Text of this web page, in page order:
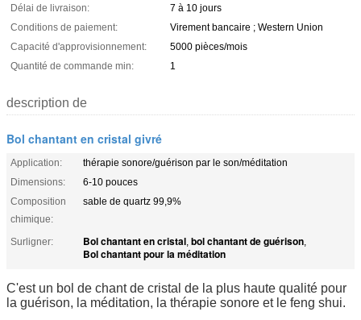
Délai de livraison:
7 à 10 jours
Conditions de paiement:
Virement bancaire ; Western Union
Capacité d'approvisionnement:
5000 pièces/mois
Quantité de commande min:
1
description de
Bol chantant en cristal givré
Application:
thérapie sonore/guérison par le son/méditation
Dimensions:
6-10 pouces
Composition
chimique:
sable de quartz 99,9%
Surligner: Bol chantant en cristal, bol chantant de guérison,
Bol chantant pour la méditation
C'est un bol de chant de cristal de la plus haute qualité pour
la guérison, la méditation, la thérapie sonore et le feng shui.